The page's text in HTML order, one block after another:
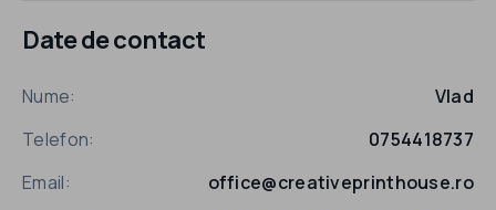
Date de contact
Nume:
Vlad
Telefon:
0754418737
Email:
office@creativeprinthouse.ro